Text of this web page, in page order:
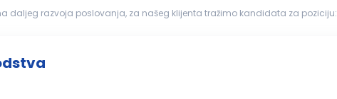
daljeg razvoja poslovanja, za našeg klijenta tražimo kandidata za poziciju: